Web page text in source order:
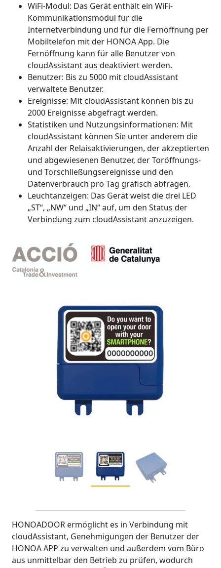
WiFi-Modul: Das Gerät enthält ein WiFi-
Kommunikationsmodul für die
Internetverbindung und für die Fernöffnung per
Mobiltelefon mit der HONOA App. Die
Fernöffnung kann für alle Benutzer von
cloudAssistant aus deaktiviert werden.
Benutzer: Bis zu 5000 mit cloudAssistant
verwaltete Benutzer.
Ereignisse: Mit cloudAssistant können bis zu
2000 Ereignisse abgefragt werden.
Statistiken und Nutzungsinformationen: Mit
cloudAssistant können Sie unter anderem die
Anzahl der Relaisaktivierungen, der akzeptierten
und abgewiesenen Benutzer, der Toröffnungs-
und Torschließungsereignisse und den
Datenverbrauch pro Tag grafisch abfragen.
Leuchtanzeigen: Das Gerät weist die drei LED
„ST“, „NW“ und „IN“ auf, um den Status der
Verbindung zum cloudAssistant anzuzeigen.
HONOADOOR ermöglicht es in Verbindung mit
cloudAssistant, Genehmigungen der Benutzer der
HONOA APP zu verwalten und außerdem vom Büro
aus unmittelbar den Betrieb zu prüfen, wodurch